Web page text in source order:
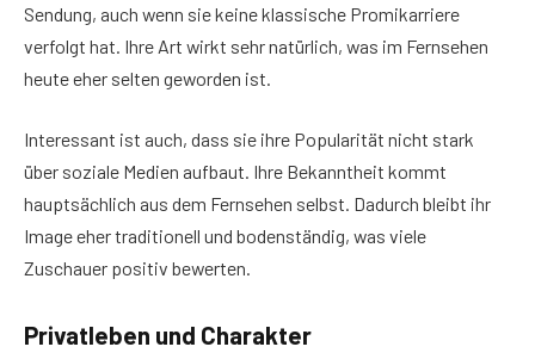
Sendung, auch wenn sie keine klassische Promikarriere
verfolgt hat. Ihre Art wirkt sehr natürlich, was im Fernsehen
heute eher selten geworden ist.
Interessant ist auch, dass sie ihre Popularität nicht stark
über soziale Medien aufbaut. Ihre Bekanntheit kommt
hauptsächlich aus dem Fernsehen selbst. Dadurch bleibt ihr
Image eher traditionell und bodenständig, was viele
Zuschauer positiv bewerten.
Privatleben und Charakter